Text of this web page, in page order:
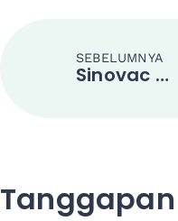
SEBELUMNYA
Sinovac Hormati Pahlawan COVID-19 Indonesia
Tanggapan